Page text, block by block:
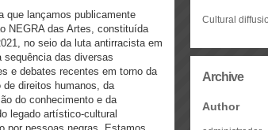
que lançamos publicamente
NEGRA das Artes, constituída
no seio da luta antirracista em
sequência das diversas
e debates recentes em torno da
de direitos humanos, da
do conhecimento e da
legado artístico-cultural
Cultural
Archive
Author